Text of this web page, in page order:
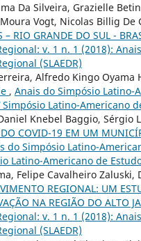
Da Silveira, Grazielle
Vogt, Nicolas Billig De
– RIO GRANDE DO SUL -
v. 1 n. 1 (2018):
(SLAEDR)
Alfredo Kingo Oyama
, Anais do Simpósio Latino-
Latino-Americano
Knebel Baggio, Sérgio
COVID-19 EM UM
do Simpósio Latino-
Latino-Americano de
Felipe Cavalheiro
REGIONAL: UM
NA REGIÃO DO ALTO
v. 1 n. 1 (2018):
(SLAEDR)